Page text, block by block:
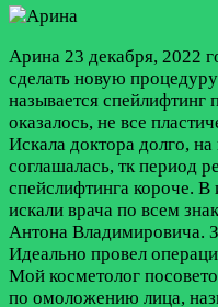
Арина 23 декабря, 2022
сделать новую
называется
оказалось, не все
Искала доктора долго,
соглашалась, тк период
спейслифтинга короче. В
искали врача по всем
Антона Владимировича.
Идеально провел
Мой косметолог
по омоложению лица,